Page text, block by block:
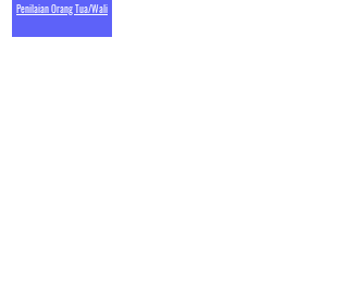
Penilaian Orang Tua/Wali